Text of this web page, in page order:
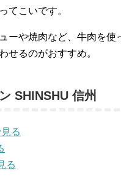
てこいです。
ーや焼肉など、牛肉を使
せるのがおすすめ。
SHINSHU 信州
る
る